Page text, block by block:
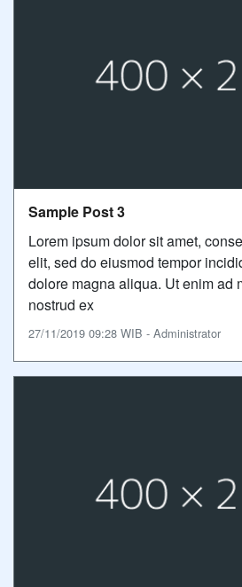
Sample Post 3
Lorem ipsum dolor sit amet,
elit, sed do eiusmod tempor
dolore magna aliqua. Ut enim ad
nostrud ex
27/11/2019 09:28 WIB - Administrator